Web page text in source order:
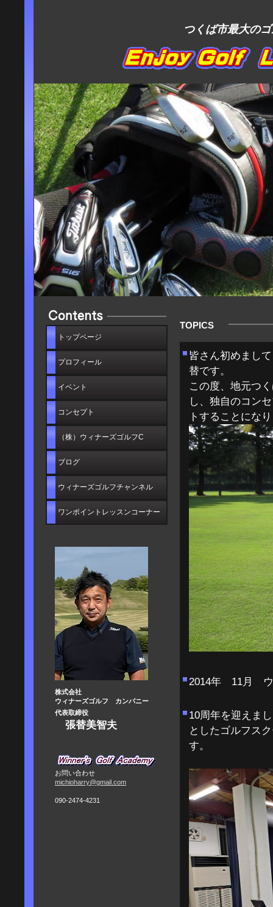
つくば市最大の
TOPICS
皆さん初めまし
替です。
この度、地元つ
し、独自のコン
トすることにな
2014年 11月 ウ
10周年を迎えま
としたゴル
トップページ
プロフィール
イベント
コンセプト
（株）ウィナーズゴルフC
ブログ
ウィナーズゴルフチャンネル
ワンポイントレッスンコーナー
株式会社
ウィナーズゴルフ カンパニー
代表取締役
張替美智夫
お問い合わせ
michioharry@gmail.com
090-2474-4231